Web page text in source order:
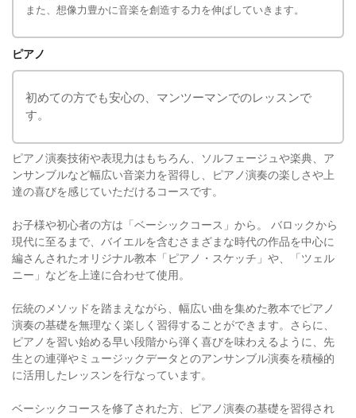
また、想像力豊かに音楽を創造する力を伸ばしていきます。
ピアノ
初めての方でも安心の、マンツーマンでのレッスンで
す。
ピアノ演奏技術や表現力はもちろん、ソルフェージュや楽典、ア
ンサンブルなど幅広い音楽力を習得し、ピアノ演奏の楽しさや上
達の喜びを感じていただけるコースです。
お子様や初心者の方は「ベーシックコース」から。 バロックから
現代に至るまで、バイエルを含むさまざまな時代の作品を中心に
編さんされたオリジナル教本「ピアノ・スケッチ」や、「ツェル
ニー」などを上達に合わせて使用。
伝統のメソッドを踏まえながら、幅広い曲を集めた教本でピアノ
演奏の基礎を無理なく楽しく習得することができます。さらに、
ピアノを習い始める早い段階から弾く喜びを味わえるように、先
生との連弾やミュージックデータとのアンサンブル演奏を積極的
に活用したレッスンを行なっています。
ベーシックコースを修了された方、ピアノ演奏の基礎を習得され